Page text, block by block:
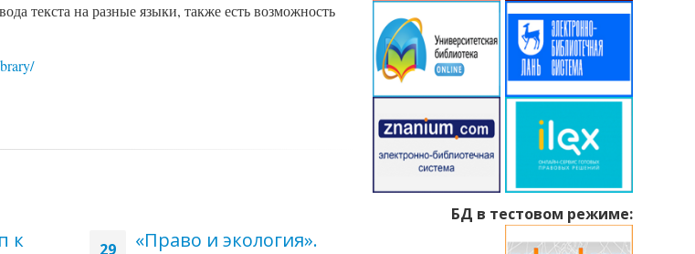
текста на разные языки, также есть возможность
к
29
«Право и экология».
«Скарб душы» –
БД в тестовом режиме: